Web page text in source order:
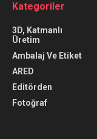
Kategoriler
3D, Katmanlı
Üretim
Ambalaj Ve Etiket
ARED
Editörden
Fotoğraf